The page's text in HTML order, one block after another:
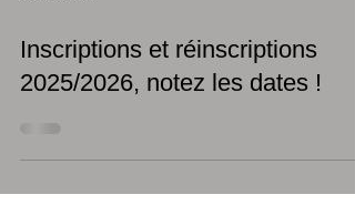
15 mai 2025
2025/2026, notez les dates !